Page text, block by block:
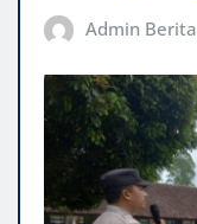
Admin Berita